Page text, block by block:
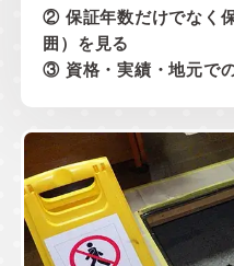
② 保証年数だけでなく
囲）を見る
③ 資格・実績・地元で